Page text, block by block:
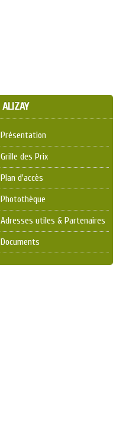
ALIZAY
Présentation
Grille des Prix
Plan d'accès
Photothèque
Adresses utiles & Partenaires
Documents